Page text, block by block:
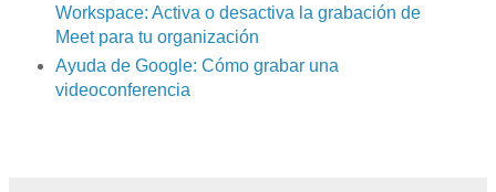
Workspace: Activa o desactiva la grabación de
Meet para tu organización
Ayuda de Google: Cómo grabar una
videoconferencia